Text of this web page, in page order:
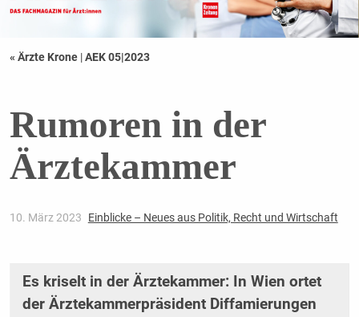
« Ärzte Krone |AEK 05|2023
Rumoren in der
Ärztekammer
10. März 2023 Einblicke – Neues aus Politik, Recht und Wirtschaft
Es kriselt in der Ärztekammer: In Wien ortet
der Ärztekammerpräsident Diffamierungen